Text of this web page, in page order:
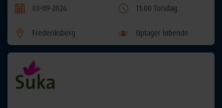
03-09-2026 11:00 Torsdag
Frederiksberg Optager løbende